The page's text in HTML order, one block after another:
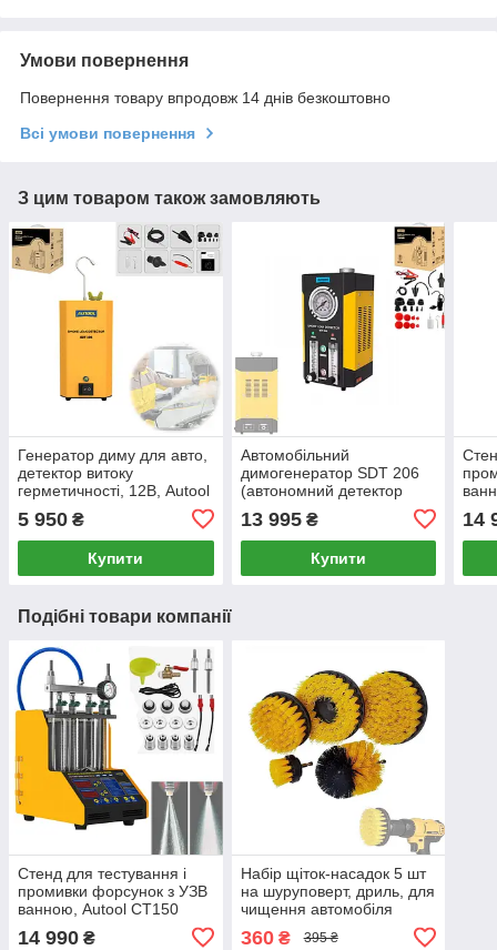
Умови повернення
Повернення товару впродовж 14 днів безкоштовно
Всі умови повернення
З цим товаром також замовляють
Генератор диму для авто,
детектор витоку
герметичності, 12В, Autool
5 950 ₴
Купити
Автомобільний
димогенератор SDT 206
(автономний детектор
ротаметром та EVAP, 12V)
13 995₴
Купити
14
Подібні товари компанії
Стенд для тестування і
промивки форсунок з УЗВ
ванною, Autool CT150
14 990 ₴
Набір щіток-насадок 5 шт
на шуруповерт, дриль, для
чищення автомобіля
360₴ 395 ₴